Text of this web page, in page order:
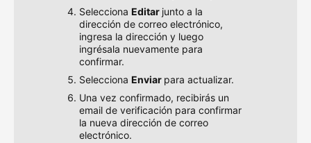
Selecciona Editar junto a la
dirección de correo electrónico,
ingresa la dirección y luego
ingrésala nuevamente para
confirmar.
Selecciona Enviar para actualizar.
Una vez confirmado, recibirás un
email de verificación para confirmar
la nueva dirección de correo
electrónico.